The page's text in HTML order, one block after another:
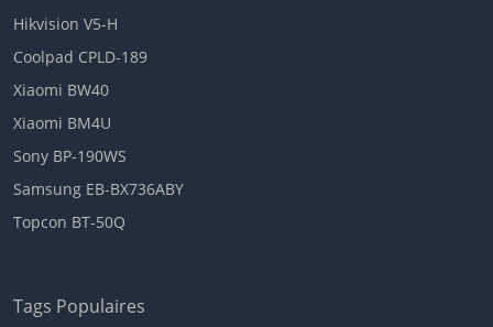
Hikvision V5-H
Coolpad CPLD-189
Xiaomi BW40
Xiaomi BM4U
Sony BP-190WS
Samsung EB-BX736ABY
Topcon BT-50Q
Tags Populaires